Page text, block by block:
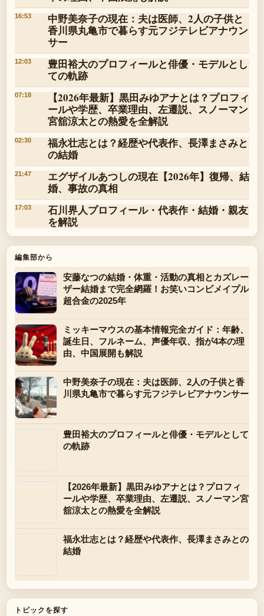
16:53
中野美奈子の現在：夫は医師、2人の子供と
香川県丸亀市で暮らす元フジテレビアナウン
サー
12:03
豊田裕大のプロフィールと俳優・モデルとし
ての軌跡
07:18
【2026年最新】黒田みゆアナとは？プロフィ
ールや学歴、卒業理由、左遷説、スノーマン
宮舘涼太との熱愛を全解説
02:30
福永壮志とは？経歴や代表作、長澤まさみと
の結婚
21:47
エグザイルあつしの現在【2026年】復帰、結
婚、事故の真相
17:03
石川界人プロフィール・代表作・結婚・親友
を解説
編集部から
安藤なつの結婚・体重・活動の真相とカズレー
ザー結婚まで完全網羅！お笑いコンビメイプル
超合金の2025年
ミッキーマウスの基本情報完全ガイド：年齢、
誕生日、フルネーム、声優年収、指が4本の理
由、中国展開も解説
中野美奈子の現在：夫は医師、2人の子供と香
川県丸亀市で暮らす元フジテレビアナウンサー
豊田裕大のプロフィールと俳優・モデルとして
の軌跡
【2026年最新】黒田みゆアナとは？プロフィ
ールや学歴、卒業理由、左遷説、スノーマン宮
舘涼太との熱愛を全解説
福永壮志とは？経歴や代表作、長澤まさみとの
結婚
トピックを探す